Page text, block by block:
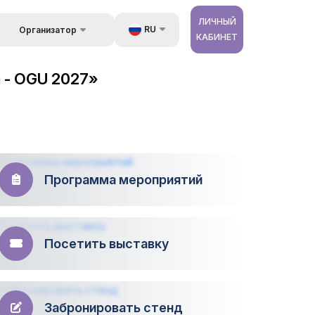
Организатор
Kонтакты
RU
ЛИЧНЫЙ
КАБИНЕТ
OGU 2027»
Программа мероприятий
Посетить выставку
Забронировать стенд